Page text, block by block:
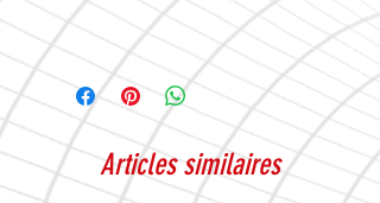
Articles similaires